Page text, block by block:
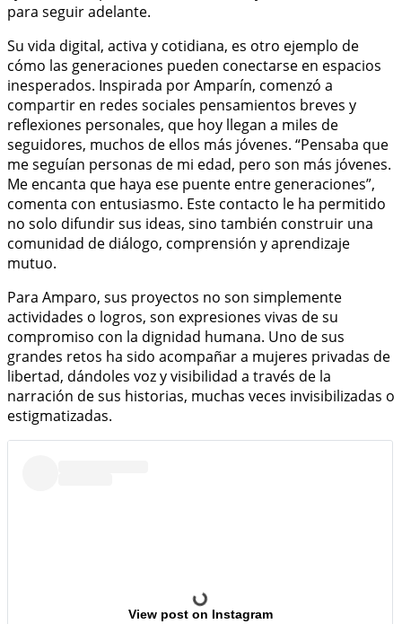
para seguir adelante.
Su vida digital, activa y cotidiana, es otro ejemplo de
cómo las generaciones pueden conectarse en espacios
inesperados. Inspirada por Amparín, comenzó a
compartir en redes sociales pensamientos breves y
reflexiones personales, que hoy llegan a miles de
seguidores, muchos de ellos más jóvenes. “Pensaba que
me seguían personas de mi edad, pero son más jóvenes.
Me encanta que haya ese puente entre generaciones”,
comenta con entusiasmo. Este contacto le ha permitido
no solo difundir sus ideas, sino también construir una
comunidad de diálogo, comprensión y aprendizaje
mutuo.
Para Amparo, sus proyectos no son simplemente
actividades o logros, son expresiones vivas de su
compromiso con la dignidad humana. Uno de sus
grandes retos ha sido acompañar a mujeres privadas de
libertad, dándoles voz y visibilidad a través de la
narración de sus historias, muchas veces invisibilizadas o
estigmatizadas.
View post on Instagram